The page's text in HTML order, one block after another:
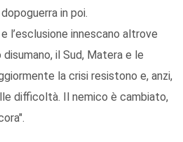
in poi.
l’esclusione innescano altrove
il Sud, Matera e le
la crisi resistono e, anzi,
difficoltà. Il nemico è cambiato,